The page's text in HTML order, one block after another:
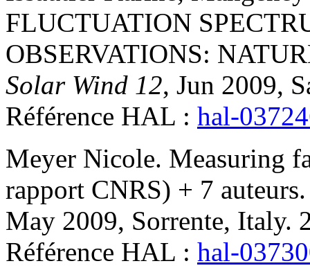
FLUCTUATION
OBSERVATIONS:
Solar Wind 12, Jun 2009,
Référence HAL : hal-
Meyer Nicole. Measuring
rapport CNRS) + 7 auteurs
May 2009, Sorrente, Italy.
Référence HAL : hal-